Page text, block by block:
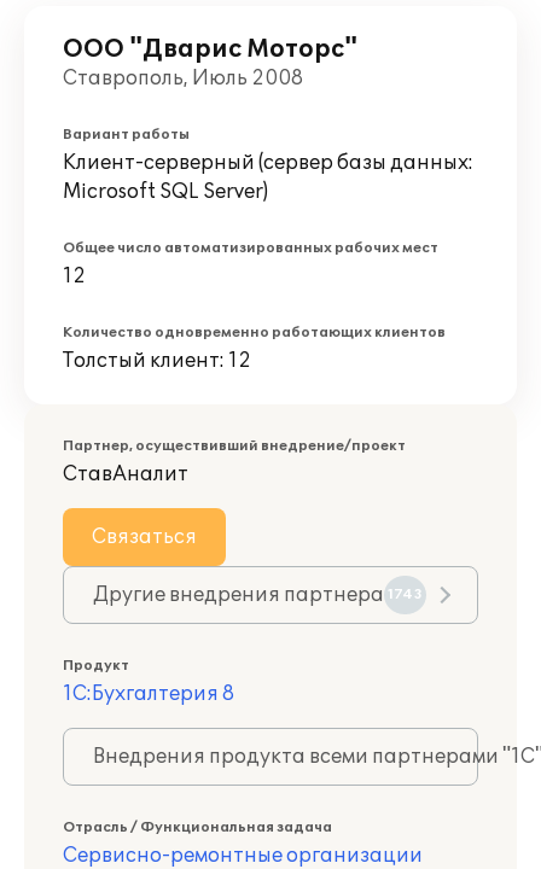
ООО "Дварис Моторс"
Ставрополь, Июль 2008
Вариант работы
Клиент-серверный (сервер базы данных:
Microsoft SQL Server)
Общее число автоматизированных рабочих мест
12
Количество одновременно работающих клиентов
Толстый клиент: 12
Партнер, осуществивший внедрение/проект
СтавАналит
Связаться
Другие внедрения партнера 1743
Продукт
1С:Бухгалтерия 8
Внедрения продукта всеми партнерами
Отрасль / Функциональная задача
Сервисно-ремонтные организации